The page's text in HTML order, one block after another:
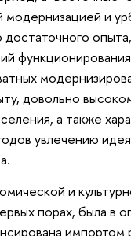
и
довольно
а также
увлечению
и
порах, была в
импортом